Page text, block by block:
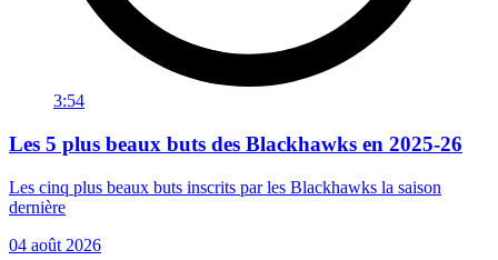
3:54
Les 5 plus beaux buts des Blackhawks en 2025-26
Les cinq plus beaux buts inscrits par les Blackhawks la saison
dernière
04 août 2026